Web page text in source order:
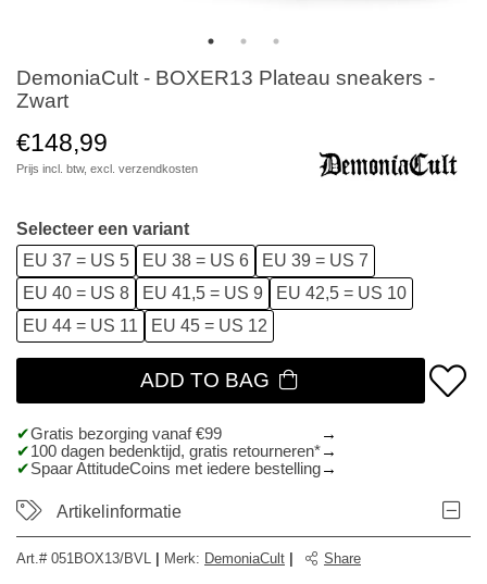
DemoniaCult - BOXER13 Plateau sneakers -
Zwart
€148,99
Prijs incl. btw, excl. verzendkosten
Selecteer een variant
EU 37 = US 5
EU 38 = US 6
EU 39 = US 7
EU 40 = US 8
EU 41,5 = US 9
EU 42,5 = US 10
EU 44 = US 11
EU 45 = US 12
ADD TO BAG
Gratis bezorging vanaf €99
100 dagen bedenktijd, gratis retourneren*
Spaar AttitudeCoins met iedere bestelling
Artikelinformatie
Art.# 051BOX13/BVL Merk: DemoniaCult Share